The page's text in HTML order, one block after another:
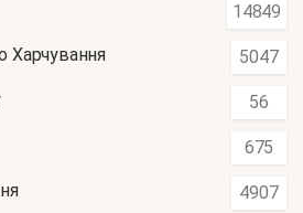
14849
Харчування 5047
56
675
4907